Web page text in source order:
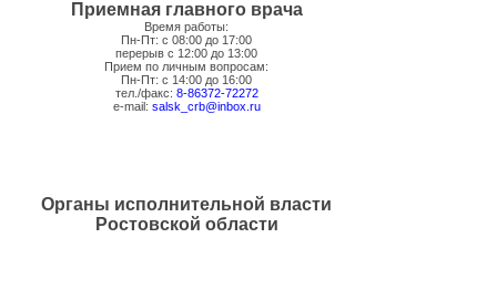
Приемная главного врача
Время работы:
Пн-Пт: с 08:00 до 17:00
перерыв с 12:00 до 13:00
Прием по личным вопросам:
Пн-Пт: с 14:00 до 16:00
тел./факс: 8-86372-72272
e-mail: salsk_crb@inbox.ru
Органы исполнительной власти
Ростовской области